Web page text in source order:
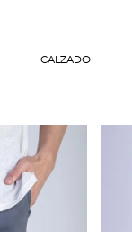
CALZADO